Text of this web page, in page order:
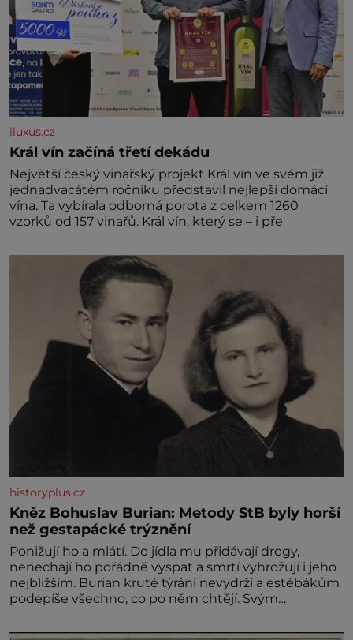
iluxus.cz
Král vín začíná třetí dekádu
Největší český vinařský projekt Král vín ve svém již
jednadvacátém ročníku představil nejlepší domácí
vína. Ta vybírala odborná porota z celkem 1260
vzorků od 157 vinařů. Král vín, který se – i pře
historyplus.cz
Kněz Bohuslav Burian: Metody StB byly horší
než gestapácké trýznění
Ponižují ho a mlátí. Do jídla mu přidávají drogy,
nenechají ho pořádně vyspat a smrtí vyhrožují i jeho
nejbližším. Burian kruté týrání nevydrží a estébákům
podepíše všechno, co po něm chtějí. Svým
výslechů nikdo nevyvíjel fyzický ani psychický nátlak.